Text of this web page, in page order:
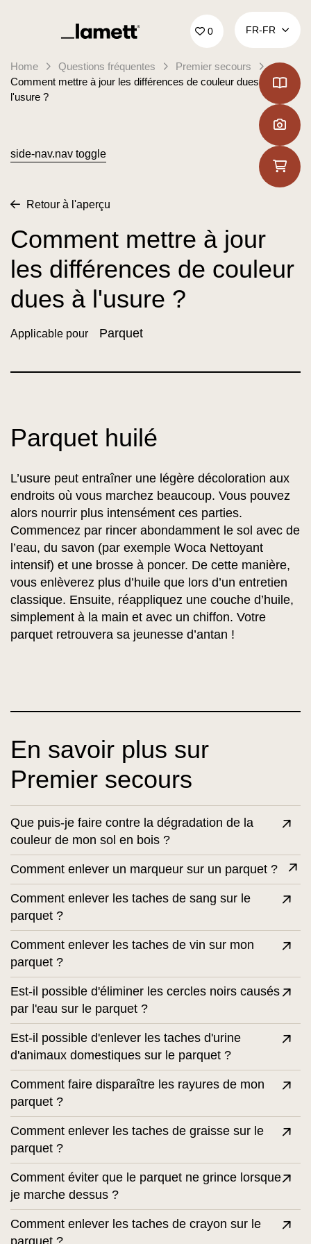
Retour à la page d'accueil 0 FR‑FR
Home Questions fréquentes
Premier secours
Comment mettre à jour les différences de couleur dues à
l'usure ?
side-nav.nav toggle
Retour à l'aperçu
Comment mettre à jour
les différences de couleur
dues à l'usure ?
Applicable pour Parquet
Parquet huilé
L’usure peut entraîner une légère décoloration aux
endroits où vous marchez beaucoup. Vous pouvez
alors nourrir plus intensément ces parties.
Commencez par rincer abondamment le sol avec de
l’eau, du savon (par exemple Woca Nettoyant
intensif) et une brosse à poncer. De cette manière,
vous enlèverez plus d’huile que lors d’un entretien
classique. Ensuite, réappliquez une couche d’huile,
simplement à la main et avec un chiffon. Votre
parquet retrouvera sa jeunesse d’antan !
En savoir plus sur
Premier secours
Que puis-je faire contre la dégradation de la
couleur de mon sol en bois ?
Comment enlever un marqueur sur un parquet ?
Comment enlever les taches de sang sur le
parquet ?
Comment enlever les taches de vin sur mon
parquet ?
Est-il possible d'éliminer les cercles noirs causés
par l'eau sur le parquet ?
Est-il possible d'enlever les taches d'urine
d'animaux domestiques sur le parquet ?
Comment faire disparaître les rayures de mon
parquet ?
Comment enlever les taches de graisse sur le
parquet ?
Comment éviter que le parquet ne grince lorsque
je marche dessus ?
Comment enlever les taches de crayon sur le